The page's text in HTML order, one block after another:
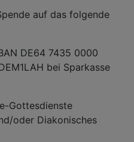
auf das folgende
DE64 7435 0000
bei Sparkasse
Gottesdienste
oder Diakonisches